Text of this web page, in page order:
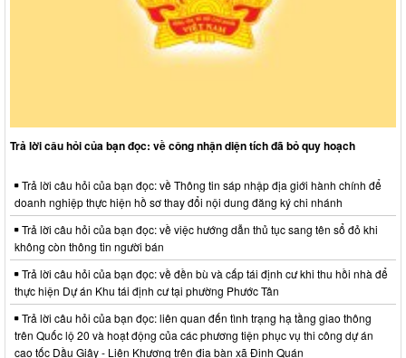
Trả lời câu hỏi của bạn đọc: về công nhận diện tích đã bỏ quy hoạch
Trả lời câu hỏi của bạn đọc: về Thông tin sáp nhập địa giới hành chính để
doanh nghiệp thực hiện hồ sơ thay đổi nội dung đăng ký chi nhánh
Trả lời câu hỏi của bạn đọc: về việc hướng dẫn thủ tục sang tên sổ đỏ khi
không còn thông tin người bán
Trả lời câu hỏi của bạn đọc: về đền bù và cấp tái định cư khi thu hồi nhà để
thực hiện Dự án Khu tái định cư tại phường Phước Tân
Trả lời câu hỏi của bạn đọc: liên quan đến tình trạng hạ tầng giao thông
trên Quốc lộ 20 và hoạt động của các phương tiện phục vụ thi công dự án
cao tốc Dầu Giây - Liên Khương trên địa bàn xã Định Quán